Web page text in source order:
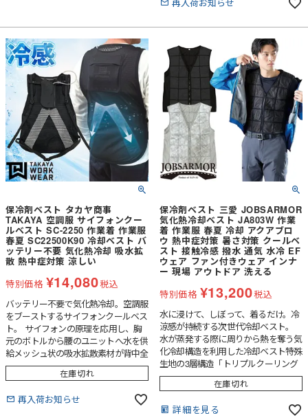
業種）でも着用可能
保冷剤ベスト タカヤ商事
TAKAYA 空調服 サイフォンクー
ルベスト SC-2250 作業着 作業服
春夏 SC22500K90 冷却ベスト バ
ッテリー不要 気化熱冷却 吸水拡
散 熱中症対策 涼しい
特別価格 ¥14,080税込
バッテリー不要で気化熱冷却。空調服
をブーストするサイフォンクールベス
ト。 サイフォンの原理を応用し、胸
元のボトルから腰のユニットへ水を供
給メッシュ状の吸水拡散素材が背中全
体に水を浸透させ、気化熱で冷却する
バッテリー不要のクールベスト空調服
ップし、汗をかきにくい方にもおすす
在庫切れ
再入荷お知らせ
保冷剤ベスト 三愛 JOBSARMOR
気化熱冷却ベスト JA803W 作業
着 作業服 春夏 冷却 アクアブロ
ウ 熱中症対策 暑さ対策 クールベ
スト 接触冷感 撥水 通気 水冷 EF
ウェア ファン付きウェア インナ
ー 現場 アウトドア 洗える
特別価格 ¥13,200税込
水に浸けて、しぼって、着るだけ。冷
涼感が持続する次世代冷却ベスト。
水が蒸発する際に周りから熱を奪う気
化冷却構造を利用した冷却ベスト特殊
生地の3層構造「トリプルクーリング
テクノロジー」で周囲温度より6～
10℃低い冷感が2～3時間持続通気性
も特長EFウェア（ファン付きウェ
在庫切れ
詳細を見る